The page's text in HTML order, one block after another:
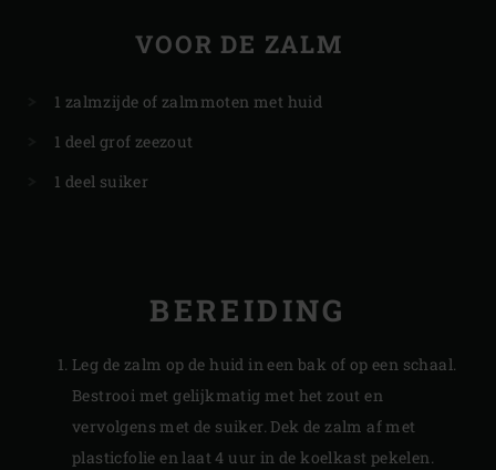
VOOR DE ZALM
1 zalmzijde of zalmmoten met huid
1 deel grof zeezout
1 deel suiker
BEREIDING
Leg de zalm op de huid in een bak of op een schaal.
Bestrooi met gelijkmatig met het zout en
vervolgens met de suiker. Dek de zalm af met
plasticfolie en laat 4 uur in de koelkast pekelen.